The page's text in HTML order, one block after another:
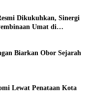
Dikukuhkan, Sinergi
Umat di
Biarkan Obor Sejarah
Lewat Penataan Kota